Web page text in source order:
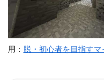
用： 脱・初心者を目指すマ